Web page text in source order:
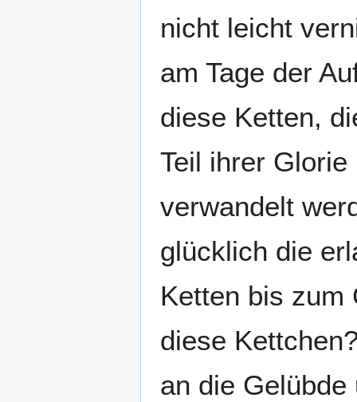
nicht leicht
am Tage der
diese Ketten,
Teil ihrer
verwandelt
glücklich die
Ketten bis zum
diese
an die Gelübde